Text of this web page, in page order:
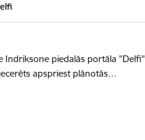
Indriksone piedalās portāla "Delfi"
apspriest plānotās…